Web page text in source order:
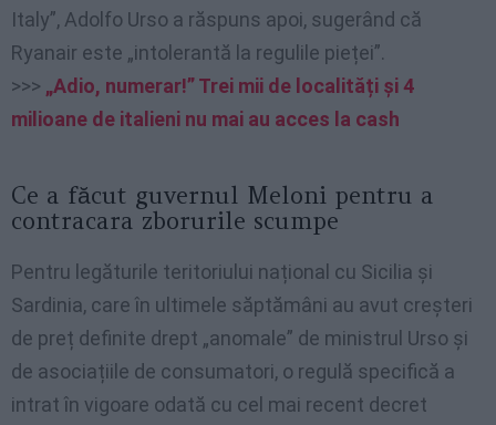
Italy”, Adolfo Urso a răspuns apoi, sugerând că
Ryanair este „intolerantă la regulile pieței”.
>>> „Adio, numerar!” Trei mii de localități și 4
milioane de italieni nu mai au acces la cash
Ce a făcut guvernul Meloni pentru a
contracara zborurile scumpe
Pentru legăturile teritoriului național cu Sicilia și
Sardinia, care în ultimele săptămâni au avut creșteri
de preț definite drept „anomale” de ministrul Urso și
de asociațiile de consumatori, o regulă specifică a
intrat în vigoare odată cu cel mai recent decret